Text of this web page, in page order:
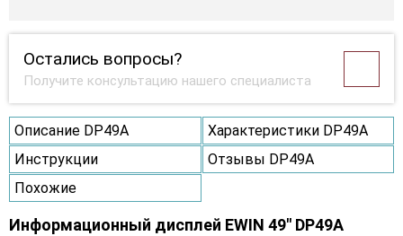
Остались вопросы?
Получите консультацию нашего специалиста
Описание DP49A
Характеристики DP49A
Инструкции
Отзывы DP49A
Похожие
Информационный дисплей EWIN 49" DP49A